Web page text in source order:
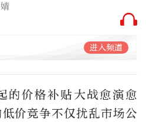
进入频道
的价格补贴大战愈演愈
价竞争不仅扰乱市场公